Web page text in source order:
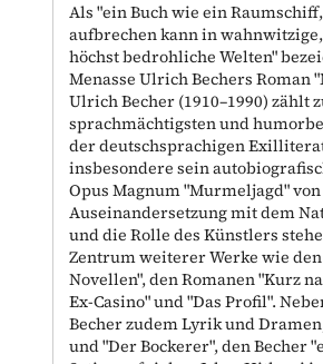
Als "ein Buch wie ein
aufbrechen kann in
höchst bedrohliche Welten"
Menasse Ulrich Bechers Roman
Ulrich Becher (1910–1990) zählt
sprachmächtigsten und
der deutschsprachigen
insbesondere sein
Opus Magnum "Murmeljagd" von
Auseinandersetzung mit dem
und die Rolle des Künstlers
Zentrum weiterer Werke wie
Novellen", den Romanen "Kurz
Ex-Casino" und "Das Profil".
Becher zudem Lyrik und
und "Der Bockerer", den Becher